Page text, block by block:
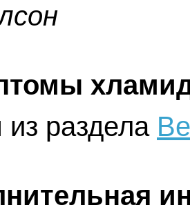
из раздела